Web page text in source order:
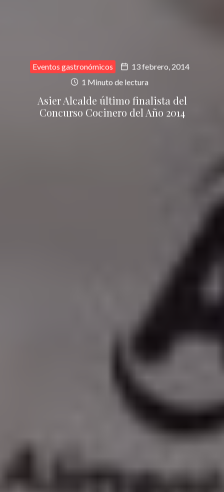
Eventos gastronómicos
13 febrero, 2014
1 Minuto de lectura
Asier Alcalde último finalista del
Concurso Cocinero del Año 2014